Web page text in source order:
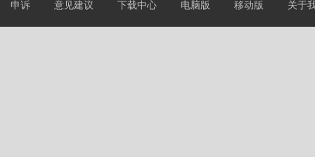
申诉 意见建议 下载中心 电脑版 移动版 关于